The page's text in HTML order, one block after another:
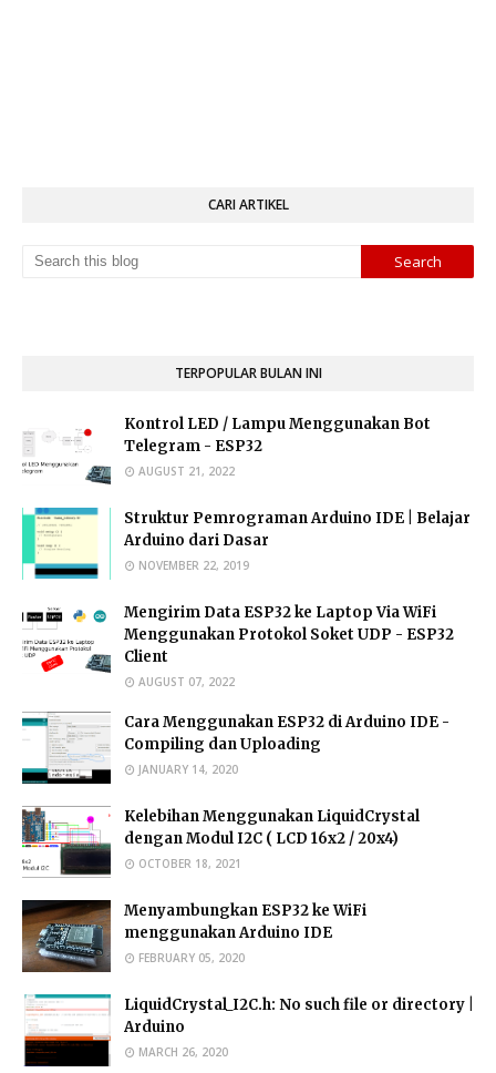
CARI ARTIKEL
TERPOPULAR BULAN INI
Kontrol LED / Lampu Menggunakan Bot
Telegram - ESP32
AUGUST 21, 2022
Struktur Pemrograman Arduino IDE | Belajar
Arduino dari Dasar
NOVEMBER 22, 2019
Mengirim Data ESP32 ke Laptop Via WiFi
Menggunakan Protokol Soket UDP - ESP32
Client
AUGUST 07, 2022
Cara Menggunakan ESP32 di Arduino IDE -
Compiling dan Uploading
JANUARY 14, 2020
Kelebihan Menggunakan LiquidCrystal
dengan Modul I2C ( LCD 16x2 / 20x4)
OCTOBER 18, 2021
Menyambungkan ESP32 ke WiFi
menggunakan Arduino IDE
FEBRUARY 05, 2020
LiquidCrystal_I2C.h: No such file or directory |
Arduino
MARCH 26, 2020